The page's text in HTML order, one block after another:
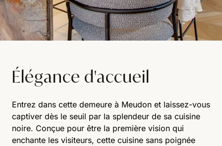
Élégance d'accueil
Entrez dans cette demeure à Meudon et laissez-vous
captiver dès le seuil par la splendeur de sa cuisine
noire. Conçue pour être la première vision qui
enchante les visiteurs, cette cuisine sans poignée